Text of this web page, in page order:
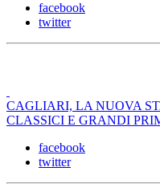
facebook
twitter
CAGLIARI, LA NUOVA
CLASSICI E GRANDI
facebook
twitter